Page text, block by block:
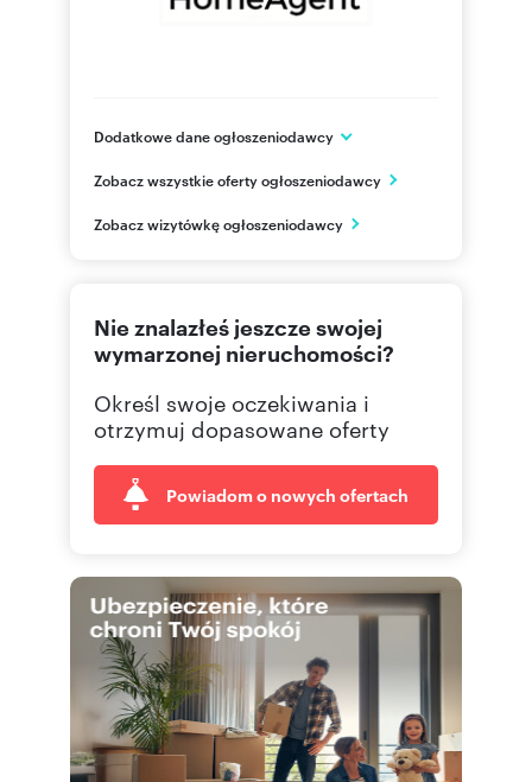
Dodatkowe dane ogłoszeniodawcy
Katowice
PL
733 73 Pokaż telefon
Zobacz wszystkie oferty ogłoszeniodawcy
Zobacz wizytówkę ogłoszeniodawcy
Nie znalazłeś jeszcze swojej
wymarzonej nieruchomości?
Określ swoje oczekiwania i
otrzymuj dopasowane oferty
Powiadom o nowych ofertach